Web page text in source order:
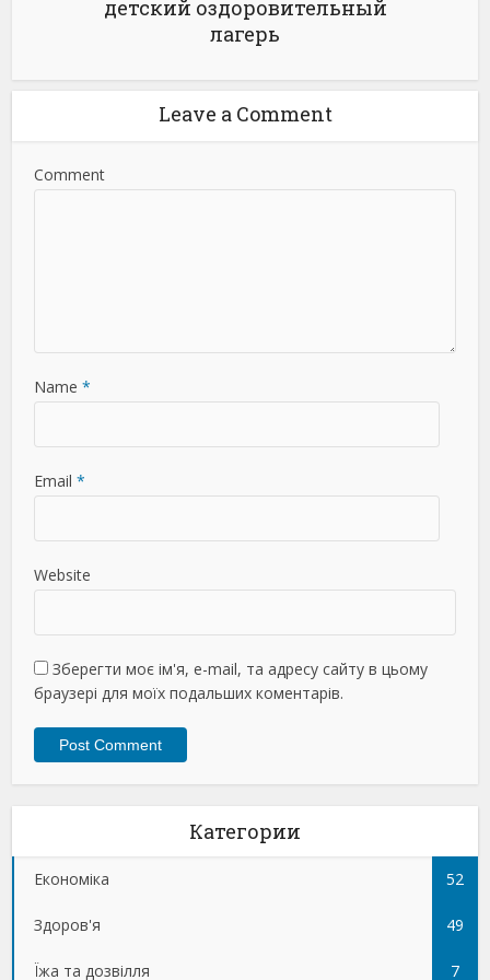
детский оздоровительный
лагерь
Leave a Comment
Comment
Name *
Email *
Website
Зберегти моє ім'я, e-mail, та адресу сайту в цьому
браузері для моїх подальших коментарів.
Категории
Економіка 52
Здоров'я 49
Їжа та дозвілля 7